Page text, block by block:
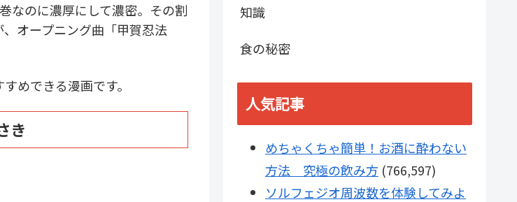
なのに濃厚にして濃密。その割
オープニング曲「甲賀忍法
めできる漫画です。
き
知識
食の秘密
人気記事
めちゃくちゃ簡単！お酒に酔わない
方法 究極の飲み方 (766,597)
ソルフェジオ周波数を体験してみよ